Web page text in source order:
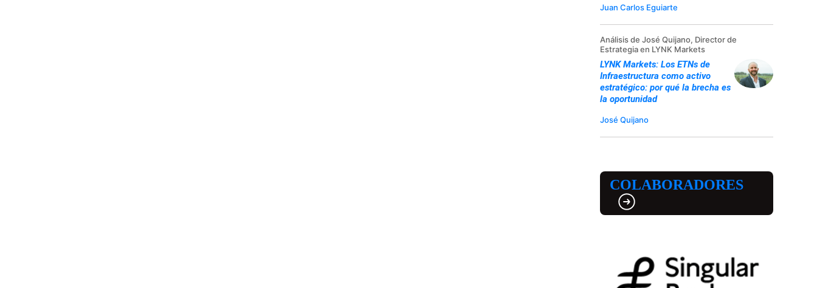
Juan Carlos Eguiarte
Análisis de José Quijano, Director de
Estrategia en LYNK Markets
LYNK Markets: Los ETNs de
Infraestructura como activo
estratégico: por qué la brecha es
la oportunidad
José Quijano
COLABORADORES